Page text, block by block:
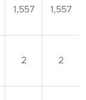
1,557 1,557
2 2